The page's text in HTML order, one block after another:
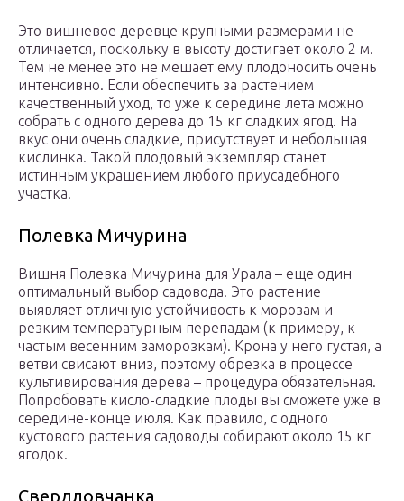
Это вишневое деревце крупными размерами не
отличается, поскольку в высоту достигает около 2 м.
Тем не менее это не мешает ему плодоносить очень
интенсивно. Если обеспечить за растением
качественный уход, то уже к середине лета можно
собрать с одного дерева до 15 кг сладких ягод. На
вкус они очень сладкие, присутствует и небольшая
кислинка. Такой плодовый экземпляр станет
истинным украшением любого приусадебного
участка.
Полевка Мичурина
Вишня Полевка Мичурина для Урала – еще один
оптимальный выбор садовода. Это растение
выявляет отличную устойчивость к морозам и
резким температурным перепадам (к примеру, к
частым весенним заморозкам). Крона у него густая, а
ветви свисают вниз, поэтому обрезка в процессе
культивирования дерева – процедура обязательная.
Попробовать кисло-сладкие плоды вы сможете уже в
середине-конце июля. Как правило, с одного
кустового растения садоводы собирают около 15 кг
ягодок.
Свердловчанка